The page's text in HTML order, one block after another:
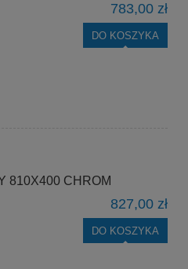
783,00 zł
DO KOSZYKA
810X400 CHROM
827,00 zł
DO KOSZYKA